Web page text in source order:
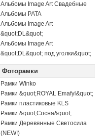
Альбомы Image Art Свадебные
Альбомы PATA
Альбомы Image Art
&quot;DL&quot;
Альбомы Image Art
&quot;DL&quot; под уголки&quot;
Фоторамки
Рамки Winko
Рамки &quot;ROYAL Emafyl&quot;
Рамки пластиковые KLS
Рамки &quot;Сосна&quot;
Рамки Деревянные Светосила
(NEW!)